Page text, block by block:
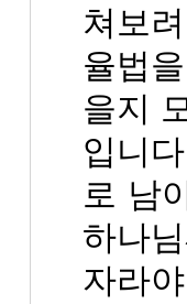
쳐보
율법
을지
입니다
로 남
하나
자라